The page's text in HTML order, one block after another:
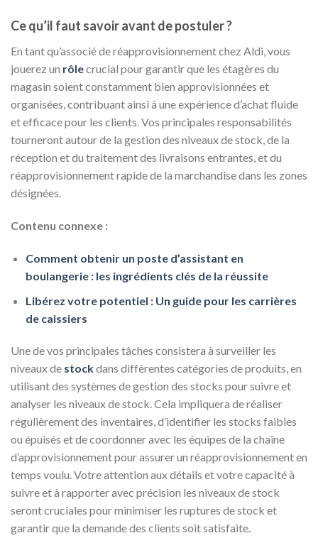
Ce qu’il faut savoir avant de postuler ?
En tant qu’associé de réapprovisionnement chez Aldi, vous
jouerez un rôlecrucial pour garantir que les étagères du
magasin soient constamment bien approvisionnées et
organisées, contribuant ainsi à une expérience d’achat fluide
et efficace pour les clients. Vos principales responsabilités
tourneront autour de la gestion des niveaux de stock, de la
réception et du traitement des livraisons entrantes, et du
réapprovisionnement rapide de la marchandise dans les zones
désignées.
Contenu connexe :
Comment obtenir un poste d’assistant en
boulangerie : les ingrédients clés de la réussite
Libérez votre potentiel : Un guide pour les carrières
de caissiers
Une de vos principales tâches consistera à surveiller les
niveaux de stockdans différentes catégories de produits, en
utilisant des systèmes de gestion des stocks pour suivre et
analyser les niveaux de stock. Cela impliquera de réaliser
régulièrement des inventaires, d’identifier les stocks faibles
ou épuisés et de coordonner avec les équipes de la chaîne
d’approvisionnement pour assurer un réapprovisionnement en
temps voulu. Votre attention aux détails et votre capacité à
suivre et à rapporter avec précision les niveaux de stock
seront cruciales pour minimiser les ruptures de stock et
garantir que la demande des clients soit satisfaite.